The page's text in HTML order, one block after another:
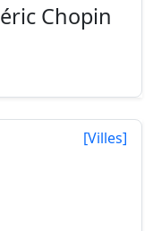
Chopin
[Villes]